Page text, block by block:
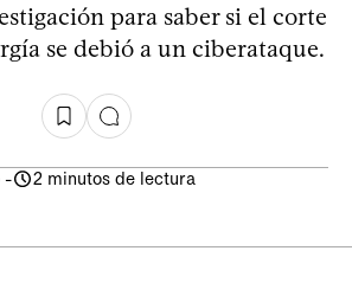
para saber si el corte
se debió a un ciberataque.
- 2 minutos de lectura